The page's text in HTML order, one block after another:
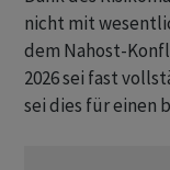
nicht mit
dem Nahost-
2026 sei fast
sei dies für einen